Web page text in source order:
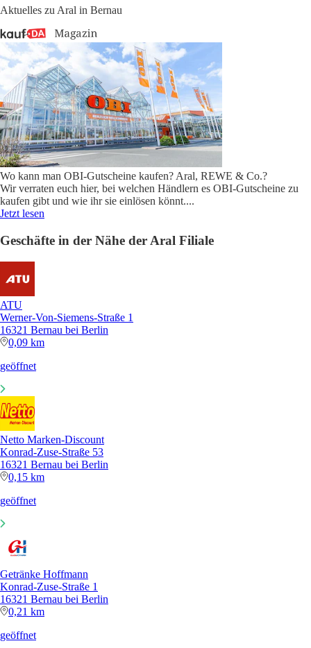
Aktuelles zu Aral in Bernau
Wo kann man OBI-Gutscheine kaufen? Aral, REWE & Co.?
Wir verraten euch hier, bei welchen Händlern es OBI-Gutscheine zu
kaufen gibt und wie ihr sie einlösen könnt....
Jetzt lesen
Geschäfte in der Nähe der Aral Filiale
ATU
Werner-Von-Siemens-Straße 1
16321 Bernau bei Berlin
0,09 km
geöffnet
Netto Marken-Discount
Konrad-Zuse-Straße 53
16321 Bernau bei Berlin
0,15 km
geöffnet
Getränke Hoffmann
Konrad-Zuse-Straße 1
16321 Bernau bei Berlin
0,21 km
geöffnet